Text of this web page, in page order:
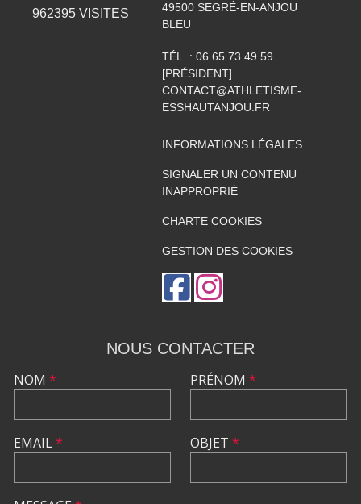
962395 VISITES
49500 SEGRÉ-EN-ANJOU
BLEU
TÉL. : 06.65.73.49.59
[PRÉSIDENT]
CONTACT@ATHLETISME-
ESSHAUTANJOU.FR
INFORMATIONS LÉGALES
SIGNALER UN CONTENU
INAPPROPRIÉ
CHARTE COOKIES
GESTION DES COOKIES
NOUS CONTACTER
NOM *
EMAIL*
PRÉNOM *
OBJET *